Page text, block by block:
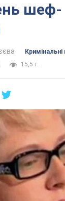
шеф-
15,5 т.